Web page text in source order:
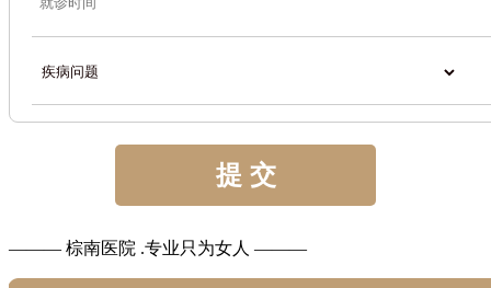
——— 棕南医院 .专业只为女人 ———